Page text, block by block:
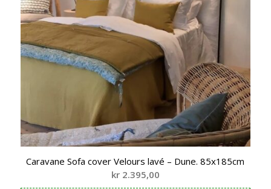
Caravane Sofa cover Velours lavé – Dune. 85x185cm
kr2.395,00